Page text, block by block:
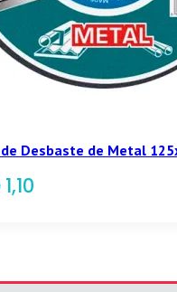
Desbaste de Metal
1,10